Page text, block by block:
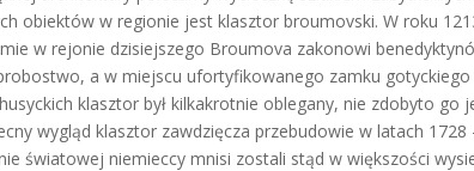
obiektów w regionie jest klasztor broumovski. W roku
w rejonie dzisiejszego Broumova zakonowi
a w miejscu ufortyfikowanego zamku
klasztor był kilkakrotnie oblegany, nie zdobyto go
wygląd klasztor zawdzięcza przebudowie w latach
światowej niemieccy mnisi zostali stąd w większości